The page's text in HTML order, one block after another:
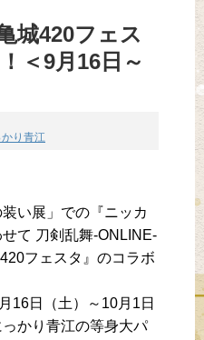
城420フェス
＜9月16日～
かり青江
い展」での『ニッカ
て 刀剣乱舞-ONLINE-
フェスタ』のコラボ
16日（土）～10月1日
っかり青江の等身大パ